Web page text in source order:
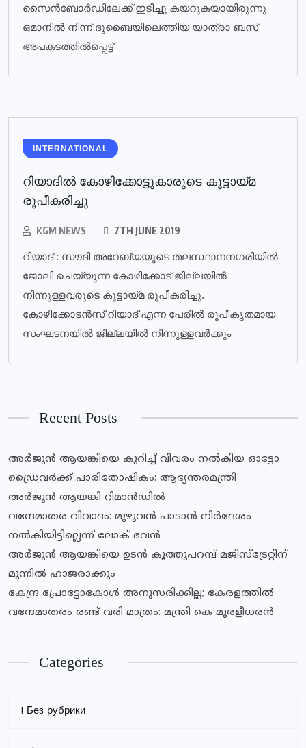
സൈൻബോർഡിലേക്ക് ഇടിച്ചു കയറുകയായിരുന്നു
ഒമാനിൽ നിന്ന് ദുബൈയിലെത്തിയ യാത്രാ ബസ്
അപകടത്തിൽപ്പെട്ട്
INTERNATIONAL
റിയാദില്‍ കോഴിക്കോട്ടുകാരുടെ കൂട്ടായ്മ
രൂപീകരിച്ചു
KGM NEWS 7TH JUNE 2019
റിയാദ് : സൗദി അറേബ്യയുടെ തലസ്ഥാനനഗരിയില്‍
ജോലി ചെയ്യുന്ന കോഴിക്കോട് ജില്ലയില്‍
നിന്നുള്ളവരുടെ കൂട്ടായ്മ രൂപീകരിച്ചു.
കോഴിക്കോടന്‍സ് റിയാദ് എന്ന പേരില്‍ രൂപീകൃതമായ
സംഘടനയില്‍ ജില്ലയില്‍ നിന്നുള്ളവര്‍ക്കും
Recent Posts
അർജുൻ ആയങ്കിയെ കുറിച്ച് വിവരം നൽകിയ ഓട്ടോ
ഡ്രൈവർക്ക് പാരിതോഷികം: ആഭ്യന്തരമന്ത്രി
അർജുൻ ആയങ്കി റിമാൻഡിൽ
വന്ദേമാതര വിവാദം: മുഴുവൻ പാടാൻ നിർദേശം
നൽകിയിട്ടില്ലെന്ന് ലോക് ഭവൻ
അർജുൻ ആയങ്കിയെ ഉടൻ കൂത്തുപറമ്പ് മജിസ്ട്രേറ്റിന്
മുന്നിൽ ഹാജരാക്കും
കേന്ദ്ര പ്രോട്ടോകോൾ അനുസരിക്കില്ല; കേരളത്തിൽ
വന്ദേമാതരം രണ്ട് വരി മാത്രം: മന്ത്രി കെ മുരളീധരൻ
Categories
! Без рубрики